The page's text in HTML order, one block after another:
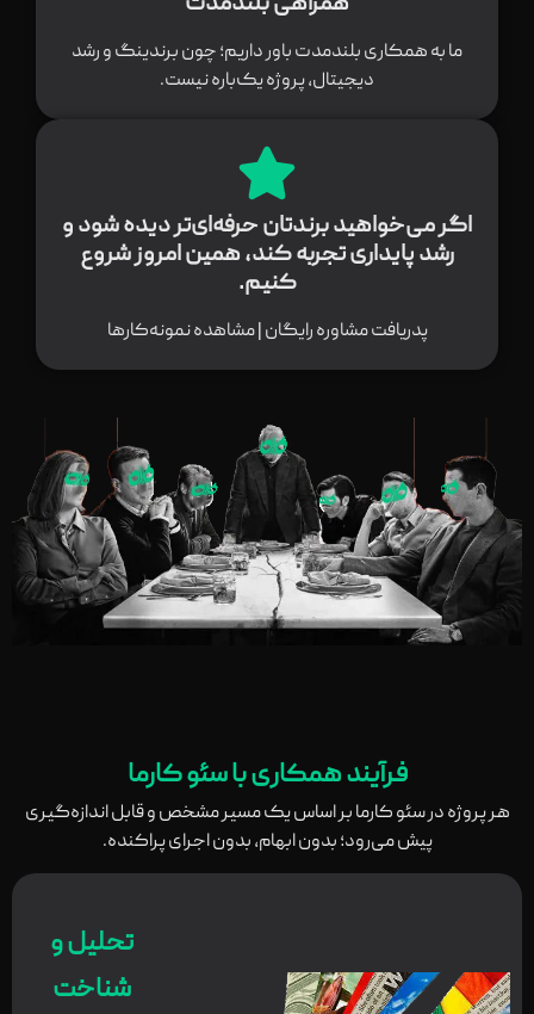
ما به همکاری بلندمدت باور داریم؛ چون برندینگ و رشد
دیجیتال، پروژه یک‌باره نیست.
اگر می‌خواهید برندتان حرفه‌ای‌تر دیده شود و
رشد پایداری تجربه کند، همین امروز شروع
کنیم.
پدریافت مشاوره رایگان | مشاهده نمونه‌کارها
فرآیند همکاری با سئو کارما
هر پروژه در سئو کارما بر اساس یک مسیر مشخص و قابل اندازه‌گیری
پیش می‌رود؛ بدون ابهام، بدون اجرای پراکنده.
تحلیل و
شناخت